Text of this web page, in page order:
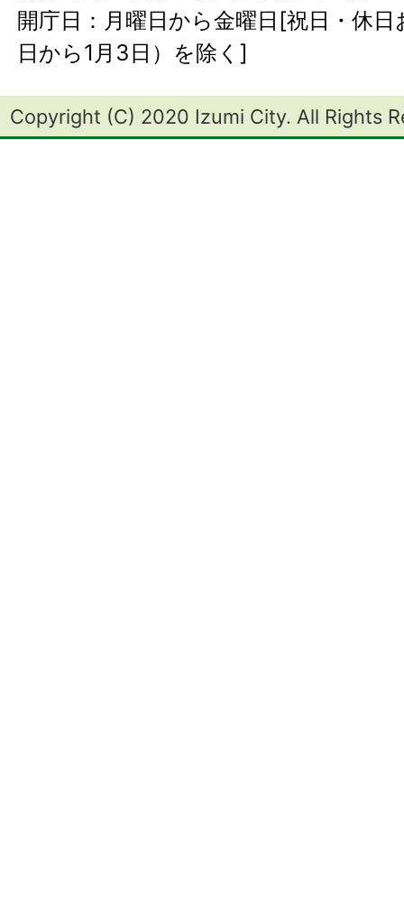
開庁日：月曜日から金曜日[祝日・休
日から1月3日）を除く]
Copyright (C) 2020 Izumi City. All Rights